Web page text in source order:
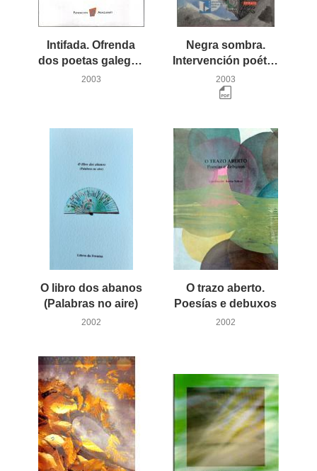
Intifada. Ofrenda
dos poetas galegos a Palestina
2003
Negra sombra.
Intervención poética contra a marea negra
2003
O libro dos abanos
(Palabras no aire)
2002
O trazo aberto.
Poesías e debuxos
2002